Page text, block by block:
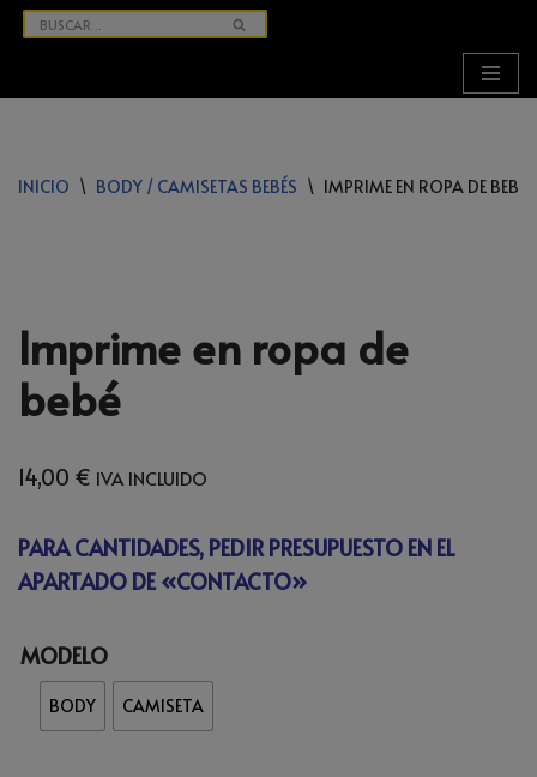
AL
INICIO \ BODY / CAMISETAS BEBÉS \ IMPRIME EN ROPA DE BEBÉ
Imprime en ropa de
bebé
14,00 € IVA INCLUIDO
PARA CANTIDADES, PEDIR PRESUPUESTO EN EL
APARTADO DE «CONTACTO»
MODELO
BODY CAMISETA